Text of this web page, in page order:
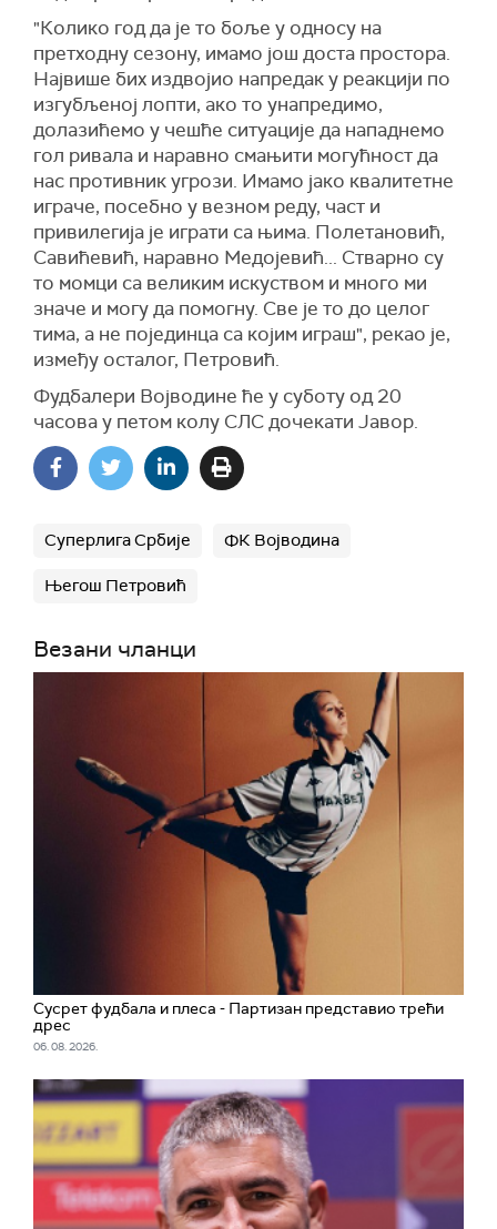
"Колико год да је то боље у односу на
претходну сезону, имамо још доста простора.
Највише бих издвојио напредак у реакцији по
изгубљеној лопти, ако то унапредимо,
долазићемо у чешће ситуације да нападнемо
гол ривала и наравно смањити могућност да
нас противник угрози. Имамо јако квалитетне
играче, посебно у везном реду, част и
привилегија је играти са њима. Полетановић,
Савићевић, наравно Медојевић... Стварно су
то момци са великим искуством и много ми
значе и могу да помогну. Све је то до целог
тима, а не појединца са којим играш", рекао је,
између осталог, Петровић.
Фудбалери Војводине ће у суботу од 20
часова у петом колу СЛС дочекати Јавор.
Суперлига Србије ФК Војводина
Његош Петровић
Везани чланци
Сусрет фудбала и плеса - Партизан представио трећи
дрес
06. 08. 2026.